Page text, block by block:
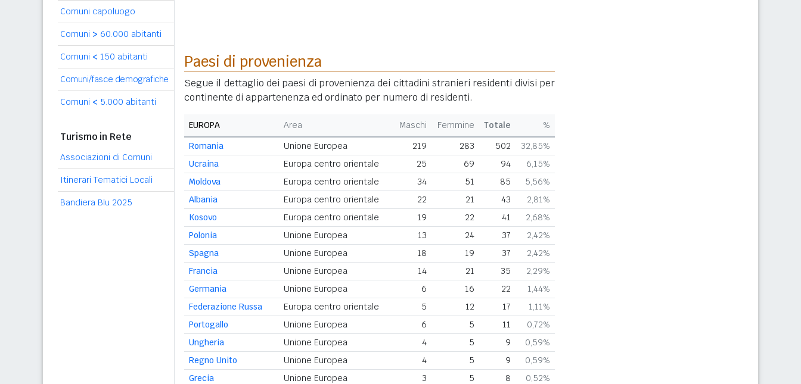
Comuni capoluogo
Comuni > 60.000 abitanti
Comuni < 150 abitanti
Comuni/fasce demografiche
Comuni < 5.000 abitanti
Turismo in Rete
Associazioni di Comuni
Itinerari Tematici Locali
Bandiera Blu 2025
Paesi di provenienza
Segue il dettaglio dei paesi di provenienza dei cittadini stranieri residenti divisi per
continente di appartenenza ed ordinato per numero di residenti.
EUROPA Area Maschi Femmine Totale
%
Romania
Unione Europea 219 283 502
32,85%
Ucraina
Europa centro orientale 25 69 94
6,15%
Moldova
Europa centro orientale 34 51 85
5,56%
Albania
Europa centro orientale 22 21 43
2,81%
Kosovo
Europa centro orientale 19 22 41
2,68%
Polonia
Unione Europea 13 24 37
2,42%
Spagna
Unione Europea 18 19 37
2,42%
Francia
Unione Europea 14 21 35
2,29%
Germania
Unione Europea 6 16 22
1,44%
Federazione Russa
Europa centro orientale 5 12 17
1,11%
Portogallo
Unione Europea 6 5 11
0,72%
Ungheria
Unione Europea 4 5 9
0,59%
Regno Unito
Unione Europea 4 5 9
0,59%
Grecia
Unione Europea 3 5 8
0,52%